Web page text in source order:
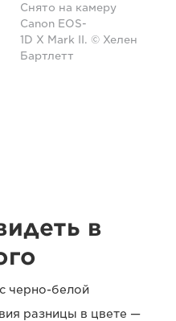
Снято на камеру
Canon EOS-
1D X Mark II. © Хелен
Бартлетт
в
черно-белой
разницы в цвете —